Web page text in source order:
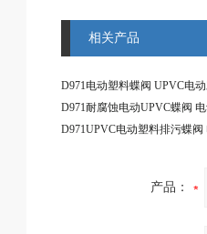
相关产品
D971电动塑料蝶阀 UPVC电
产品：